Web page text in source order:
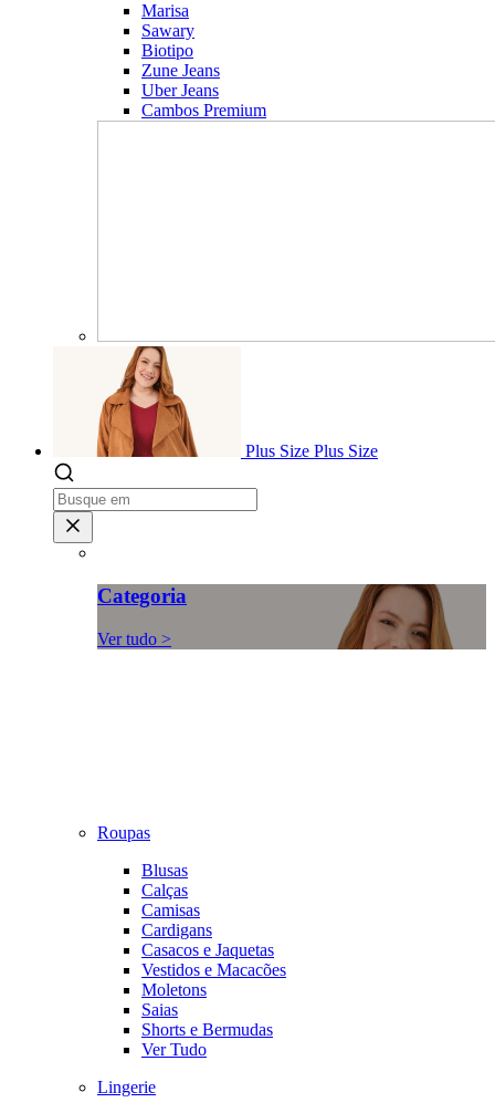
Marisa
Sawary
Biotipo
Zune Jeans
Uber Jeans
Cambos Premium
Plus Size Plus Size
Categoria
Ver tudo >
Roupas
Blusas
Calças
Camisas
Cardigans
Casacos e Jaquetas
Vestidos e Macacões
Moletons
Saias
Shorts e Bermudas
Ver Tudo
Lingerie